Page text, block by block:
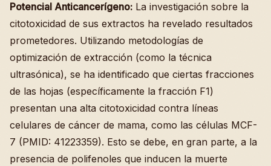
Potencial Anticancerígeno: La investigación sobre la
citotoxicidad de sus extractos ha revelado resultados
prometedores. Utilizando metodologías de
optimización de extracción (como la técnica
ultrasónica), se ha identificado que ciertas fracciones
de las hojas (específicamente la fracción F1)
presentan una alta citotoxicidad contra líneas
celulares de cáncer de mama, como las células MCF-
7 (PMID: 41223359). Esto se debe, en gran parte, a la
presencia de polifenoles que inducen la muerte